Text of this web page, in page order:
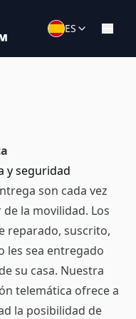
ES
y seguridad
son cada vez
la movilidad. Los
reparado, suscrito,
les sea entregado
su casa. Nuestra
telemática ofrece a
la posibilidad de